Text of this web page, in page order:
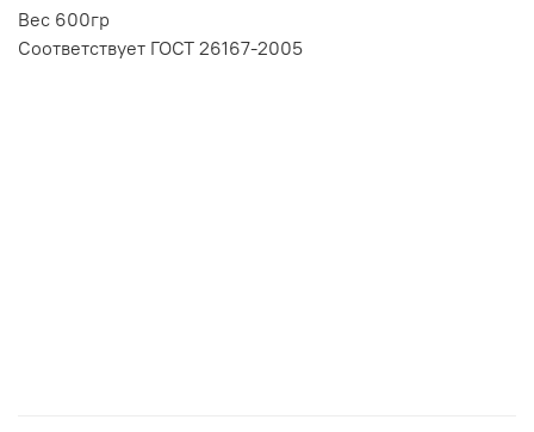
Вес 600гр
Соответствует ГОСТ 26167-2005